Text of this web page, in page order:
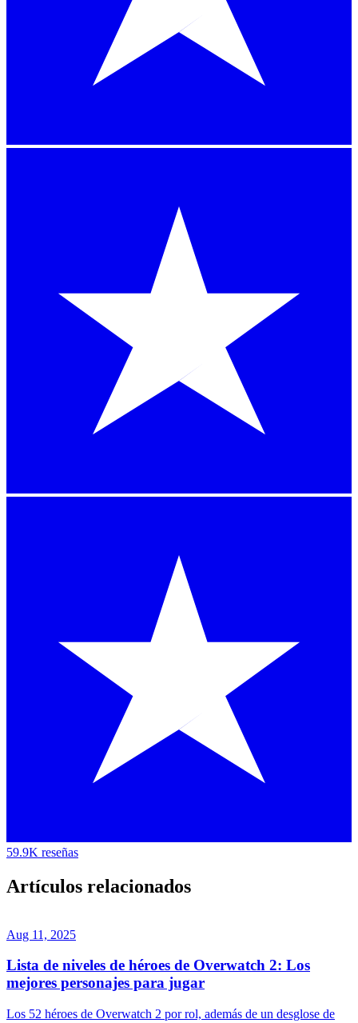
59.9K reseñas
Artículos relacionados
Aug 11, 2025
Lista de niveles de héroes de Overwatch 2: Los
mejores personajes para jugar
Los 52 héroes de Overwatch 2 por rol, además de un desglose de